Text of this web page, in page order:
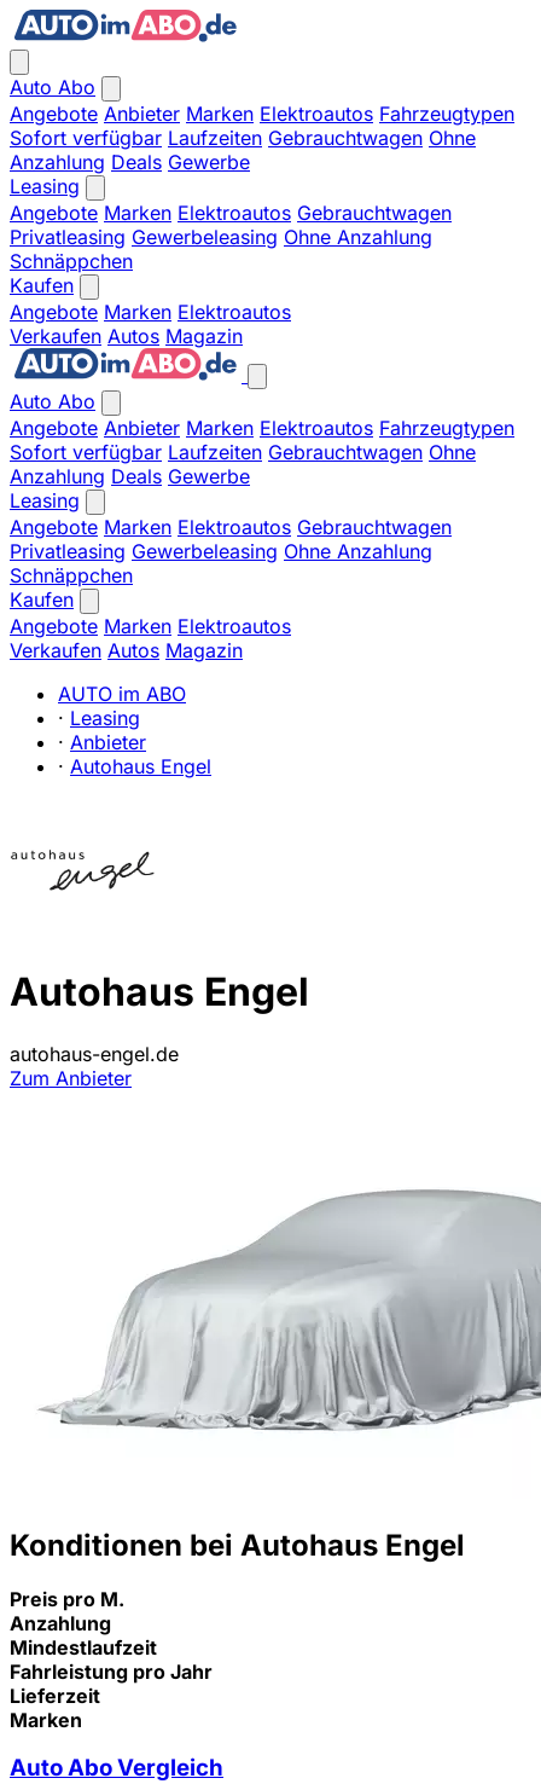
Auto Abo
Angebote Anbieter Marken Elektroautos Fahrzeugtypen
Sofort verfügbar Laufzeiten Gebrauchtwagen Ohne
Anzahlung Deals Gewerbe
Leasing
Angebote Marken Elektroautos Gebrauchtwagen
Privatleasing Gewerbeleasing Ohne Anzahlung
Schnäppchen
Kaufen
Angebote Marken Elektroautos
Verkaufen Autos Magazin
Auto Abo
Angebote Anbieter Marken Elektroautos Fahrzeugtypen
Sofort verfügbar Laufzeiten Gebrauchtwagen Ohne
Anzahlung Deals Gewerbe
Leasing
Angebote Marken Elektroautos Gebrauchtwagen
Privatleasing Gewerbeleasing Ohne Anzahlung
Schnäppchen
Kaufen
Angebote Marken Elektroautos
Verkaufen Autos Magazin
AUTO im ABO
· Leasing
· Anbieter
· Autohaus Engel
Autohaus Engel
autohaus-engel.de
Zum Anbieter
Konditionen bei Autohaus Engel
Preis pro M.
Anzahlung
Mindestlaufzeit
Fahrleistung pro Jahr
Lieferzeit
Marken
Auto Abo Vergleich